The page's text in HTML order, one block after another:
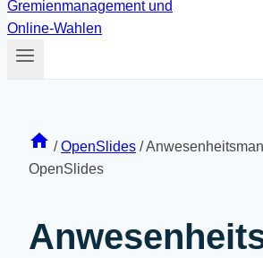
/ OpenSlides /
OpenSlides